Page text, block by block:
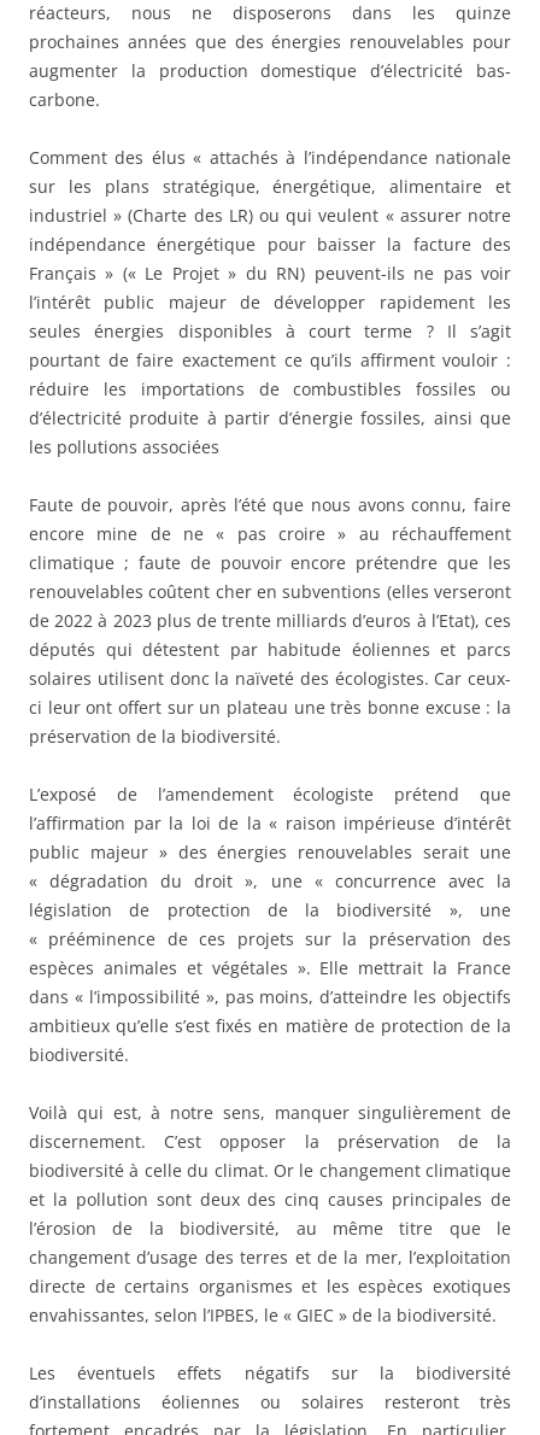
réacteurs, nous ne disposerons dans les quinze
prochaines années que des énergies renouvelables pour
augmenter la production domestique d’électricité bas-
carbone.
Comment des élus « attachés à l’indépendance nationale
sur les plans stratégique, énergétique, alimentaire et
industriel » (Charte des LR) ou qui veulent « assurer notre
indépendance énergétique pour baisser la facture des
Français » (« Le Projet » du RN) peuvent-ils ne pas voir
l’intérêt public majeur de développer rapidement les
seules énergies disponibles à court terme ? Il s’agit
pourtant de faire exactement ce qu’ils affirment vouloir :
réduire les importations de combustibles fossiles ou
d’électricité produite à partir d’énergie fossiles, ainsi que
les pollutions associées
Faute de pouvoir, après l’été que nous avons connu, faire
encore mine de ne « pas croire » au réchauffement
climatique ; faute de pouvoir encore prétendre que les
renouvelables coûtent cher en subventions (elles verseront
de 2022 à 2023 plus de trente milliards d’euros à l’Etat), ces
députés qui détestent par habitude éoliennes et parcs
solaires utilisent donc la naïveté des écologistes. Car ceux-
ci leur ont offert sur un plateau une très bonne excuse : la
préservation de la biodiversité.
L’exposé de l’amendement écologiste prétend que
l’affirmation par la loi de la « raison impérieuse d’intérêt
public majeur » des énergies renouvelables serait une
« dégradation du droit », une « concurrence avec la
législation de protection de la biodiversité », une
« prééminence de ces projets sur la préservation des
espèces animales et végétales ». Elle mettrait la France
dans « l’impossibilité », pas moins, d’atteindre les objectifs
ambitieux qu’elle s’est fixés en matière de protection de la
biodiversité.
Voilà qui est, à notre sens, manquer singulièrement de
discernement. C’est opposer la préservation de la
biodiversité à celle du climat. Or le changement climatique
et la pollution sont deux des cinq causes principales de
l’érosion de la biodiversité, au même titre que le
changement d’usage des terres et de la mer, l’exploitation
directe de certains organismes et les espèces exotiques
envahissantes, selon l’IPBES, le « GIEC » de la biodiversité.
Les éventuels effets négatifs sur la biodiversité
d’installations éoliennes ou solaires resteront très